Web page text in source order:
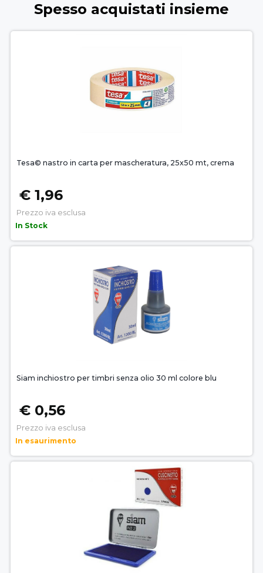
Spesso acquistati insieme
Tesa© nastro in carta per mascheratura, 25x50 mt, crema
€ 1,96
Prezzo iva esclusa
In Stock
Siam inchiostro per timbri senza olio 30 ml colore blu
€ 0,56
Prezzo iva esclusa
In esaurimento